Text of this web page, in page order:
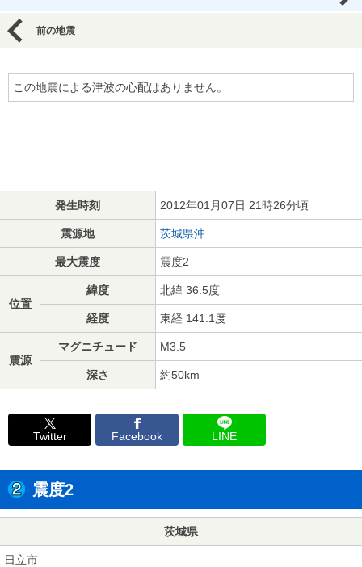
前の地震
この地震による津波の心配はありません。
発生時刻 2012年01月07日 21時26分頃
震源地 茨城県沖
最大震度 震度2
位置
緯度 北緯 36.5度
経度 東経 141.1度
震源
マグニチュード M3.5
深さ 約50km
Twitter Facebook LINE
震度2
茨城県
日立市